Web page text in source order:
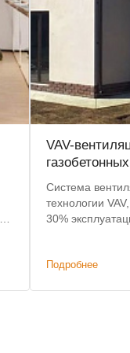
VAV-
Система
технологии
30%
Подробнее